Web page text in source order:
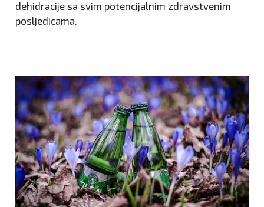
dehidracije sa svim potencijalnim zdravstvenim
posljedicama.